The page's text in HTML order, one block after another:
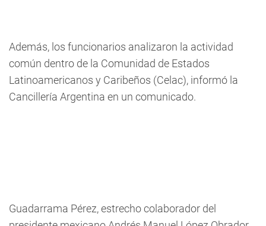
Además, los funcionarios analizaron la actividad
común dentro de la Comunidad de Estados
Latinoamericanos y Caribeños (Celac), informó la
Cancillería Argentina en un comunicado.
Guadarrama Pérez, estrecho colaborador del